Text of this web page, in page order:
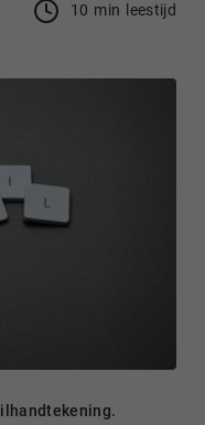
10 min leestijd